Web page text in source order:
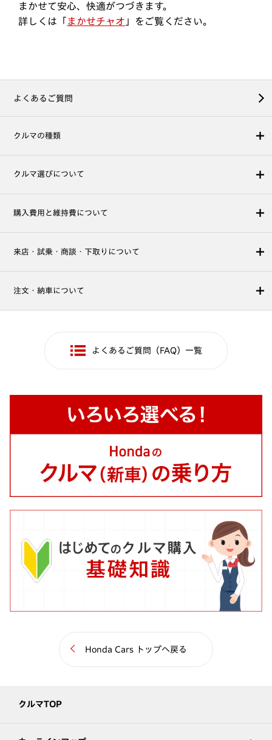
まかせて安心、快適がつづきます。
詳しくは「
まかせチャオ 」をご覧ください。
よくあるご質問
クルマの種類
クルマ選びについて
購入費用と維持費について
来店・試乗・商談・下取りについて
注文・納車について
よくあるご質問（FAQ）一覧
Honda Cars トップへ戻る
クルマTOP